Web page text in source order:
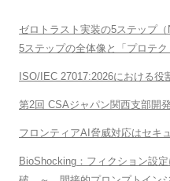
ゼロトラスト実装の5ステップ
5ステップの全体像と「プロテク
ISO/IEC 27017:2026における役
第2回 CSAジャパン関西支部開
フロンティアAI脅威対応はセキ
BioShocking：フィクション設